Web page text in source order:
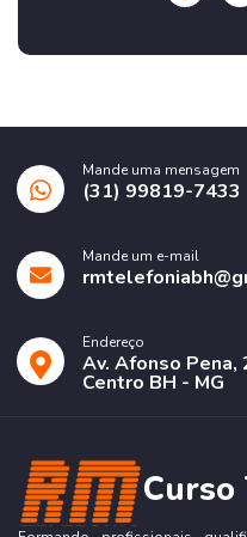
Mande uma mensagem
(31) 99819-7433
Mande um e-mail
Endereço
Av. Afonso Pena,
Centro BH - MG
Curso